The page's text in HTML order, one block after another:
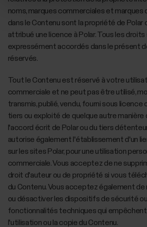
noms, marques commerciales et
dans le Contenu sont la propriété de Polar
attribué une licence à Polar. Tous les droits
expressément accordés dans le présent
réservés.
Tout le Contenu est réservé à votre
commerciale et ne peut pas être utilisé,
transmis, publié, vendu, fourni sous licence
tiers ou exploité de quelque autre manière
l'accord écrit de Polar ou du tiers
autorise également l'établissement d'un
sur les sites Polar, pour une utilisation
commerciale. Vous acceptez de ne
droit d'auteur ou de propriété si vous
du Contenu. Vous acceptez également de
ou désactiver les dispositifs de sécurité
fonctionnalités techniques qui
l'utilisation ou la copie du Contenu.